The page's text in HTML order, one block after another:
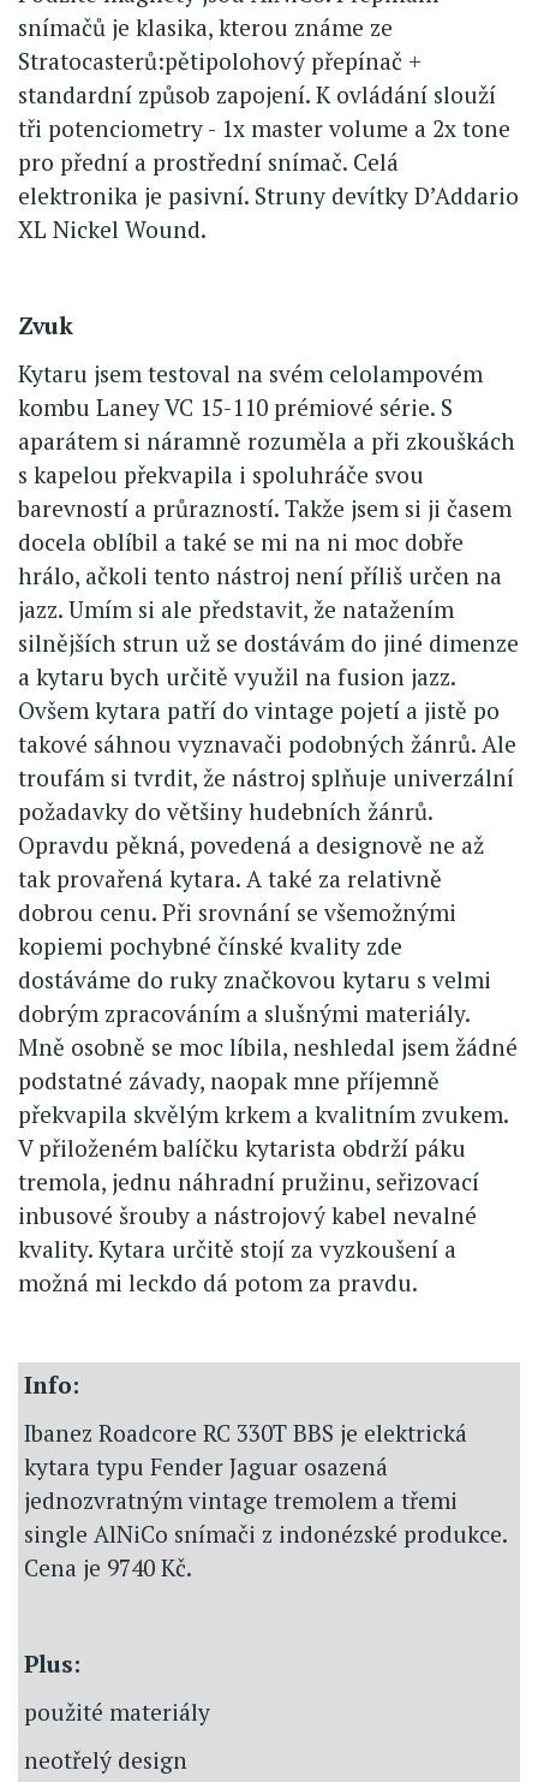
snímačů je klasika, kterou známe ze
Stratocasterů:pětipolohový přepínač +
standardní způsob zapojení. K ovládání slouží
tři potenciometry - 1x master volume a 2x tone
pro přední a prostřední snímač. Celá
elektronika je pasivní. Struny devítky D’Addario
XL Nickel Wound.
Zvuk
Kytaru jsem testoval na svém celolampovém
kombu Laney VC 15-110 prémiové série. S
aparátem si náramně rozuměla a při zkouškách
s kapelou překvapila i spoluhráče svou
barevností a průrazností. Takže jsem si ji časem
docela oblíbil a také se mi na ni moc dobře
hrálo, ačkoli tento nástroj není příliš určen na
jazz. Umím si ale představit, že natažením
silnějších strun už se dostávám do jiné dimenze
a kytaru bych určitě využil na fusion jazz.
Ovšem kytara patří do vintage pojetí a jistě po
takové sáhnou vyznavači podobných žánrů. Ale
troufám si tvrdit, že nástroj splňuje univerzální
požadavky do většiny hudebních žánrů.
Opravdu pěkná, povedená a designově ne až
tak provařená kytara. A také za relativně
dobrou cenu. Při srovnání se všemožnými
kopiemi pochybné čínské kvality zde
dostáváme do ruky značkovou kytaru s velmi
dobrým zpracováním a slušnými materiály.
Mně osobně se moc líbila, neshledal jsem žádné
podstatné závady, naopak mne příjemně
překvapila skvělým krkem a kvalitním zvukem.
V přiloženém balíčku kytarista obdrží páku
tremola, jednu náhradní pružinu, seřizovací
inbusové šrouby a nástrojový kabel nevalné
kvality. Kytara určitě stojí za vyzkoušení a
možná mi leckdo dá potom za pravdu.
Info:
Ibanez Roadcore RC 330T BBS je elektrická
kytara typu Fender Jaguar osazená
jednozvratným vintage tremolem a třemi
single AlNiCo snímači z indonézské produkce.
Cena je 9740 Kč.
Plus:
použité materiály
neotřelý design